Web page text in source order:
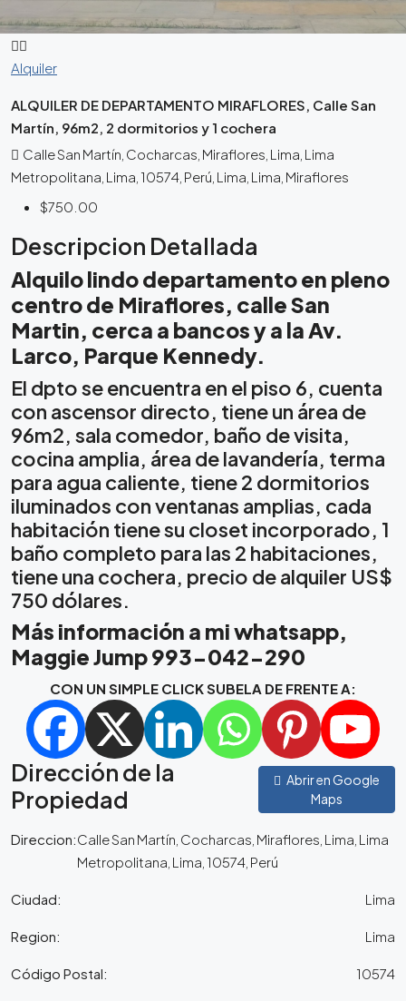
Alquiler
ALQUILER DE DEPARTAMENTO MIRAFLORES, Calle San
Martín, 96m2, 2 dormitorios y 1 cochera
Calle San Martín, Cocharcas, Miraflores, Lima, Lima
Metropolitana, Lima, 10574, Perú, Lima, Lima, Miraflores
$750.00
Descripcion Detallada
Alquilo lindo departamento en pleno
centro de Miraflores, calle San
Martin, cerca a bancos y a la Av.
Larco, Parque Kennedy.
El dpto se encuentra en el piso 6, cuenta
con ascensor directo, tiene un área de
96m2, sala comedor, baño de visita,
cocina amplia, área de lavandería, terma
para agua caliente, tiene 2 dormitorios
iluminados con ventanas amplias, cada
habitación tiene su closet incorporado, 1
baño completo para las 2 habitaciones,
tiene una cochera, precio de alquiler US$
750 dólares.
Más información a mi whatsapp,
Maggie Jump 993-042-290
CON UN SIMPLE CLICK SUBELA DE FRENTE A:
Dirección de la
Propiedad
Abrir en Google
Maps
Direccion:Calle San Martín, Cocharcas, Miraflores, Lima, Lima
Metropolitana, Lima, 10574, Perú
Ciudad: Lima
Region: Lima
Código Postal: 10574